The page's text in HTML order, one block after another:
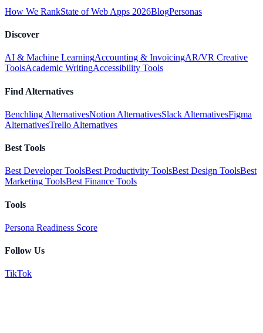
How We RankState of Web Apps 2026BlogPersonas
Discover
AI & Machine LearningAccounting & InvoicingAR/VR Creative
ToolsAcademic WritingAccessibility Tools
Find Alternatives
Benchling AlternativesNotion AlternativesSlack AlternativesFigma
AlternativesTrello Alternatives
Best Tools
Best Developer ToolsBest Productivity ToolsBest Design ToolsBest
Marketing ToolsBest Finance Tools
Tools
Persona Readiness Score
Follow Us
TikTok